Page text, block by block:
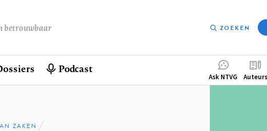
betrouwbaar ZOEKEN
Podcast
Ask NTVG Auteurs
ZAKEN